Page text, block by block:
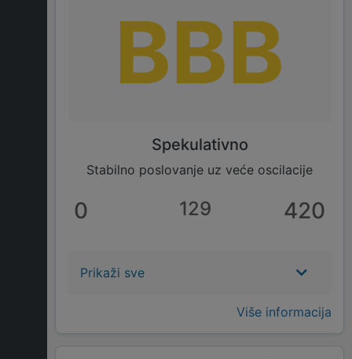
BBB
Spekulativno
Stabilno poslovanje uz veće oscilacije
0 129 420
Prikaži sve
Više informacija